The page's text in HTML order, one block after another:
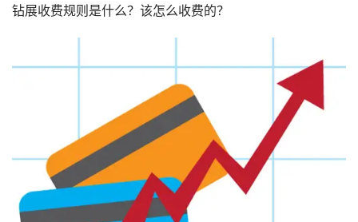
钻展收费规则是什么？该怎么收费的？